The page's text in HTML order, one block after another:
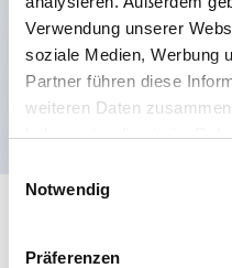
Verwendung unserer
soziale Medien, Werbung
Partner führen diese
weiteren Daten
haben oder die sie im
Notwendig
Präferenzen
Normen. CCC-
Mit speziellem
Silhouette umstellbar